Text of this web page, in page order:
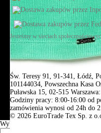
Jesteśmy w sieciach
Św. Teresy 91, 91-341, Łódź,
101144034, Powszechna Kasa
Puławska 15, 02-515
Godziny pracy: 8:00-16:00 od
zamówienia wynosi od 24h do
© 2026 EuroTrade Tex Sp. z
Wybierz miasta